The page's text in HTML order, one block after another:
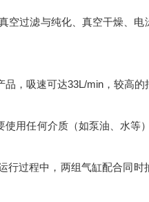
空过滤与纯化、真空干燥、
，吸速可达33L/min，较高
用任何介质（如泵油、水等
行过程中，两组气缸配合同